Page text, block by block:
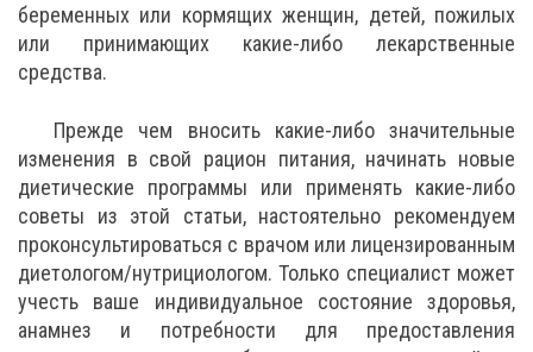
беременных или кормящих женщин, детей, пожилых
или принимающих какие-либо лекарственные
средства.
Прежде чем вносить какие-либо значительные
изменения в свой рацион питания, начинать новые
диетические программы или применять какие-либо
советы из этой статьи, настоятельно рекомендуем
проконсультироваться с врачом или лицензированным
диетологом/нутрициологом. Только специалист может
учесть ваше индивидуальное состояние здоровья,
анамнез и потребности для предоставления